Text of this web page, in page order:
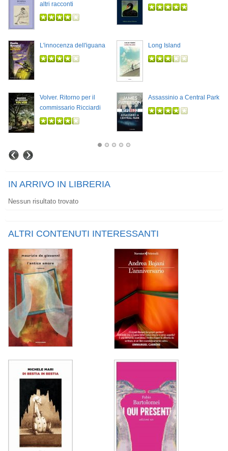
altri racconti
L'innocenza dell'iguana Long Island
Volver. Ritorno per il
commissario Ricciardi
Assassinio a Central Park
IN ARRIVO IN LIBRERIA
Nessun risultato trovato
ALTRI CONTENUTI INTERESSANTI